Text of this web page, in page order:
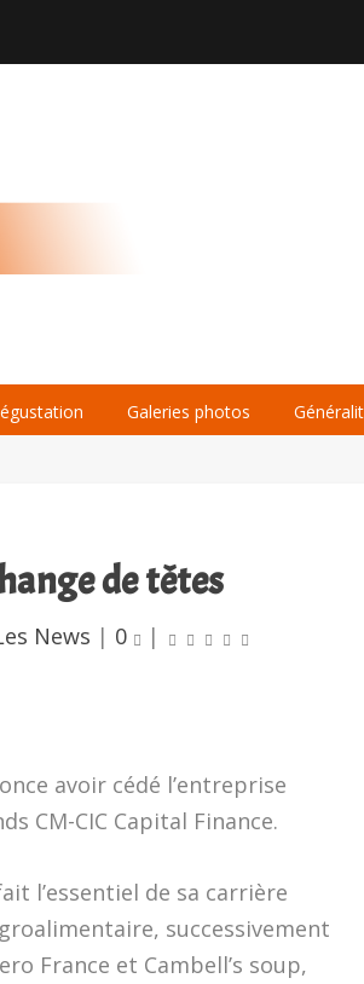
Galeries photos
de têtes
News | 0 |
avoir cédé l’entreprise
CM-CIC Capital Finance.
l’essentiel de sa carrière
successivement
France et Cambell’s soup,